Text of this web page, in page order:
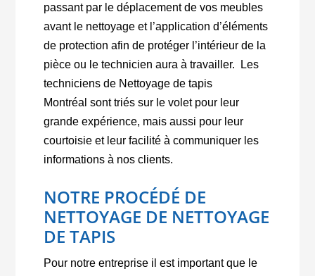
passant par le déplacement de vos meubles
avant le nettoyage et l’application d’éléments
de protection afin de protéger l’intérieur de la
pièce ou le technicien aura à travailler.
Les
techniciens de Nettoyage de tapis
Montréal sont triés sur le volet pour leur
grande expérience, mais aussi pour leur
courtoisie et leur facilité à communiquer les
informations à nos clients.
NOTRE PROCÉDÉ DE
NETTOYAGE DE NETTOYAGE
DE TAPIS
Pour notre entreprise il est important que le